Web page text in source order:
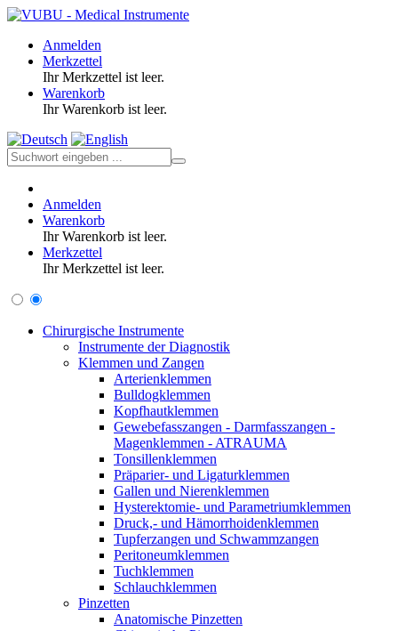
Anmelden
Merkzettel
Ihr Merkzettel ist leer.
Warenkorb
Ihr Warenkorb ist leer.
Anmelden
Warenkorb
Ihr Warenkorb ist leer.
Merkzettel
Ihr Merkzettel ist leer.
Chirurgische Instrumente
Instrumente der Diagnostik
Klemmen und Zangen
Arterienklemmen
Bulldogklemmen
Kopfhautklemmen
Gewebefasszangen - Darmfasszangen -
Magenklemmen - ATRAUMA
Tonsillenklemmen
Präparier- und Ligaturklemmen
Gallen und Nierenklemmen
Hysterektomie- und Parametriumklemmen
Druck,- und Hämorrhoidenklemmen
Tupferzangen und Schwammzangen
Peritoneumklemmen
Tuchklemmen
Schlauchklemmen
Pinzetten
Anatomische Pinzetten